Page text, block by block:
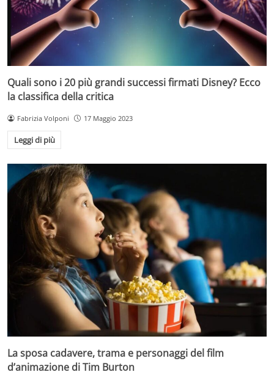
Quali sono i 20 più grandi successi firmati Disney? Ecco
la classifica della critica
Fabrizia Volponi 17 Maggio 2023
Leggi di più
La sposa cadavere, trama e personaggi del film
d’animazione di Tim Burton